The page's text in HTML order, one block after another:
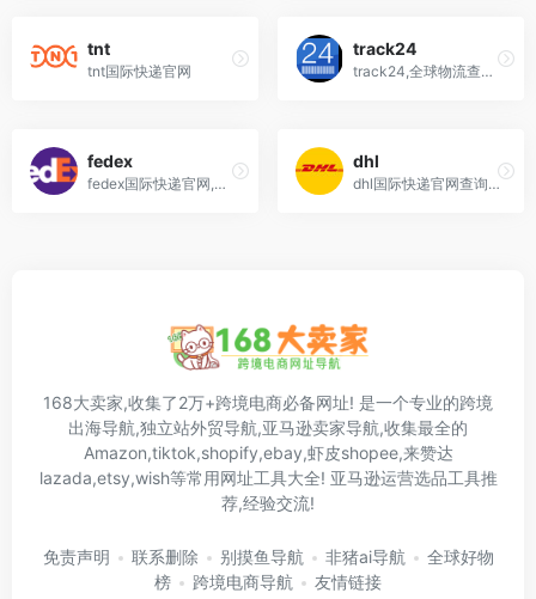
tnt
tnt国际快递官网
track24
track24,全球物流查询平台,国际物流,快递,包裹查询
fedex
fedex国际快递官网,联邦快递查询网址 登录网址
dhl
dhl国际快递官网查询网址,登录网址
168大卖家,收集了2万+跨境电商必备网址! 是一个专业的跨境
出海导航,独立站外贸导航,亚马逊卖家导航,收集最全的
Amazon,tiktok,shopify,ebay,虾皮shopee,来赞达
lazada,etsy,wish等常用网址工具大全! 亚马逊运营选品工具推
荐,经验交流!
免责声明 联系删除 别摸鱼导航 非猪ai导航
全球好物
榜
跨境电商导航 友情链接